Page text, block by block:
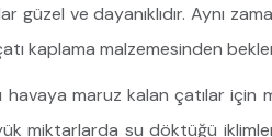
ve dayanıklıdır. Aynı
kaplama malzemesinden
maruz kalan çatılar için
miktarlarda su döktüğü